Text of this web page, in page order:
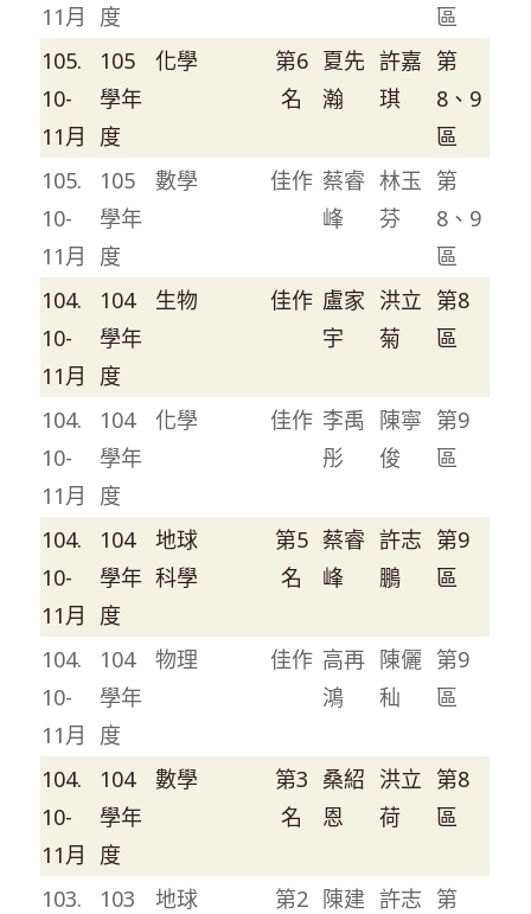
11月
度
區
105.
10-
11月
105
學年
度
化學
第6
名
夏先
瀚
許嘉
琪
第
8、9
區
105.
10-
11月
105
學年
度
數學 佳作 蔡睿
峰
林玉
芬
第
8、9
區
104.
10-
11月
104
學年
度
生物 佳作 盧家
宇
洪立
菊
第8
區
104.
10-
11月
104
學年
度
化學 佳作 李禹
彤
陳寧
俊
第9
區
104.
10-
11月
104
學年
度
地球
科學
第5
名
蔡睿
峰
許志
鵬
第9
區
104.
10-
11月
104
學年
度
物理 佳作 高再
鴻
陳儷
秈
第9
區
104.
10-
11月
104
學年
度
數學
第3
名
桑紹
恩
洪立
荷
第8
區
103.
103
地球
第2 陳建 許志 第